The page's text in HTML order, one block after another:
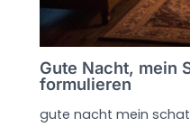
Gute Nacht, mein
formulieren
gute nacht mein